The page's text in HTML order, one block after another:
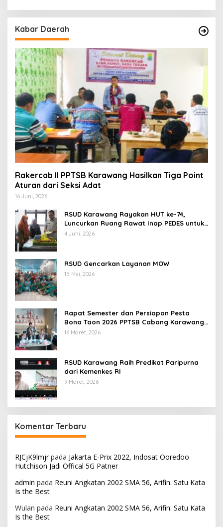
Kabar Daerah
Rakercab II PPTSB Karawang Hasilkan Tiga Point
Aturan dari Seksi Adat
16 Juni, 2026
RSUD Karawang Rayakan HUT ke-74,
Luncurkan Ruang Rawat Inap PEDES untuk
Tingkatkan Pelayanan Kesehatan
4 Juni, 2026
RSUD Gencarkan Layanan MOW
15 Mei, 2026
Rapat Semester dan Persiapan Pesta
Bona Taon 2026 PPTSB Cabang Karawang
Digelar
16 Maret, 2026
RSUD Karawang Raih Predikat Paripurna
dari Kemenkes RI
9 Maret, 2026
Komentar Terbaru
RJCjK9lmjrpada Jakarta E-Prix 2022, Indosat Ooredoo
Hutchison Jadi Offical 5G Patner
admin pada Reuni Angkatan 2002 SMA 56, Arifin: Satu Kata
Is the Best
Wulan pada Reuni Angkatan 2002 SMA 56, Arifin: Satu Kata
Is the Best